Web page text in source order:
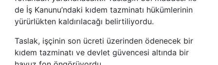
de İş Kanunu’ndaki kıdem tazminatı hükümlerinin
yürürlükten kaldırılacağı belirtiliyordu.
Taslak, işçinin son ücreti üzerinden ödenecek bir
kıdem tazminatı ve devlet güvencesi altında bir